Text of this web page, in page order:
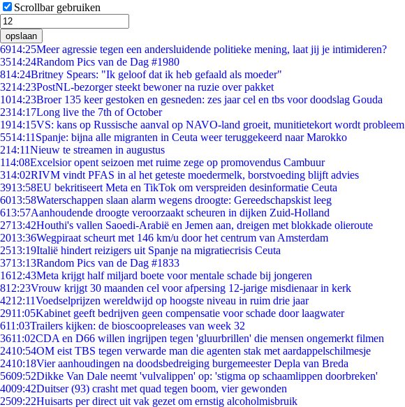
Scrollbar gebruiken
opslaan
6914:25Meer agressie tegen een andersluidende politieke mening, laat jij je intimideren?
3514:24Random Pics van de Dag #1980
814:24Britney Spears: "Ik geloof dat ik heb gefaald als moeder"
3214:23PostNL-bezorger steekt bewoner na ruzie over pakket
1014:23Broer 135 keer gestoken en gesneden: zes jaar cel en tbs voor doodslag Gouda
2314:17Long live the 7th of October
1914:15VS: kans op Russische aanval op NAVO-land groeit, munitietekort wordt probleem
5514:11 Spanje: bijna alle migranten in Ceuta weer teruggekeerd naar Marokko
214:11Nieuw te streamen in augustus
114:08Excelsior opent seizoen met ruime zege op promovendus Cambuur
314:02RIVM vindt PFAS in al het geteste moedermelk, borstvoeding blijft advies
3913:58EU bekritiseert Meta en TikTok om verspreiden desinformatie Ceuta
6013:58Waterschappen slaan alarm wegens droogte: Gereedschapskist leeg
613:57Aanhoudende droogte veroorzaakt scheuren in dijken Zuid-Holland
2713:42Houthi's vallen Saoedi-Arabië en Jemen aan, dreigen met blokkade olieroute
2013:36Wegpiraat scheurt met 146 km/u door het centrum van Amsterdam
2513:19Italië hindert reizigers uit Spanje na migratiecrisis Ceuta
3713:13Random Pics van de Dag #1833
1612:43Meta krijgt half miljard boete voor mentale schade bij jongeren
812:23Vrouw krijgt 30 maanden cel voor afpersing 12-jarige misdienaar in kerk
4212:11Voedselprijzen wereldwijd op hoogste niveau in ruim drie jaar
2911:05Kabinet geeft bedrijven geen compensatie voor schade door laagwater
611:03Trailers kijken: de bioscoopreleases van week 32
3611:02CDA en D66 willen ingrijpen tegen 'gluurbrillen' die mensen ongemerkt filmen
2410:54OM eist TBS tegen verwarde man die agenten stak met aardappelschilmesje
2410:18Vier aanhoudingen na doodsbedreiging burgemeester Depla van Breda
5609:52Dikke Van Dale neemt 'vulvalippen' op: 'stigma op schaamlippen doorbreken'
4009:42Duitser (93) crasht met quad tegen boom, vier gewonden
2509:22Huisarts per direct uit vak gezet om ernstig alcoholmisbruik